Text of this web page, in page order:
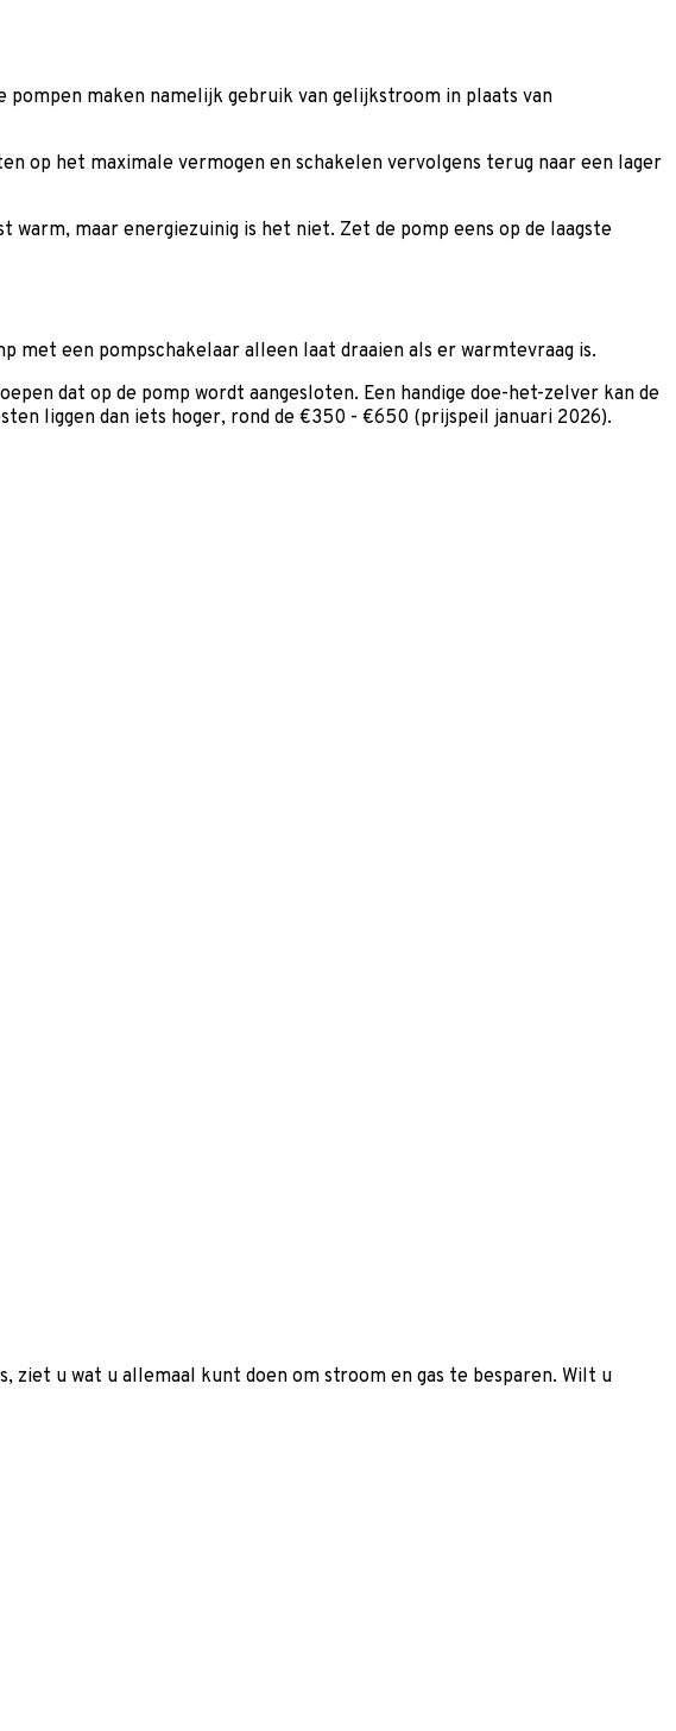
maken namelijk gebruik van gelijkstroom in plaats van
op het maximale vermogen en schakelen vervolgens terug naar een lager
warm, maar energiezuinig is het niet. Zet de pomp eens op de laagste
een pompschakelaar alleen laat draaien als er warmtevraag is.
dat op de pomp wordt aangesloten. Een handige doe-het-zelver kan de
liggen dan iets hoger, rond de €350 - €650 (prijspeil januari 2026).
u wat u allemaal kunt doen om stroom en gas te besparen. Wilt u